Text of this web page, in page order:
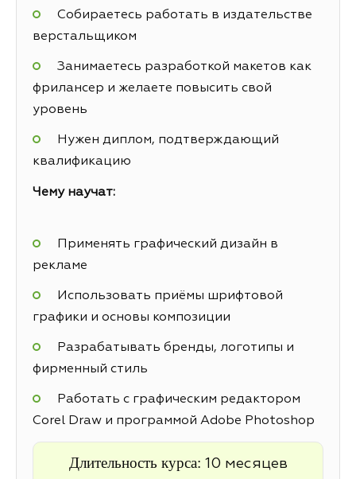
Собираетесь работать в издательстве
верстальщиком
Занимаетесь разработкой макетов как
фрилансер и желаете повысить свой
уровень
Нужен диплом, подтверждающий
квалификацию
Чему научат:
Применять графический дизайн в
рекламе
Использовать приёмы шрифтовой
графики и основы композиции
Разрабатывать бренды, логотипы и
фирменный стиль
Работать с графическим редактором
Corel Draw и программой Adobe Photoshop
Длительность курса: 10 месяцев